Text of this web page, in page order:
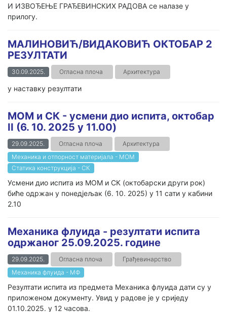
И ИЗВОЂЕЊЕ ГРАЂЕВИНСКИХ РАДОВА се налазе у
прилогу.
МАЛИНОВИЋ/ВИДАКОВИЋ ОКТОБАР 2
РЕЗУЛТАТИ
30.09.2025. Огласна плоча Архитектура
у наставку резултати
МОМ и СК - усмени дио испита, октобар
II (6. 10. 2025 у 11.00)
29.09.2025. Огласна плоча
Архитектура
Механика и отпорност материјала - МОМ
Статика конструкција - СК
Усмени дио испита из МОМ и СК (октобарски други рок)
биће одржан у понедјељак (6. 10. 2025) у 11 сати у кабини
2.10
Механика флуида - резултати испита
одржаног 25.09.2025. године
29.09.2025. Огласна плоча
Грађевинарство
Механика флуида - МФ
Резултати испита из предмета Механика флуида дати су у
приложеном документу. Увид у радове је у сриједу
01.10.2025. у 12 часова.